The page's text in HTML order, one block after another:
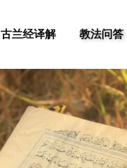
古兰经译解 教法问答